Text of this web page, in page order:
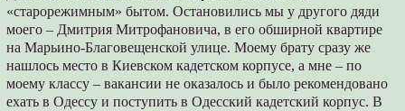
«старорежимным» бытом. Остановились мы у другого дяди
моего – Дмитрия Митрофановича, в его обширной квартире
на Марьино-Благовещенской улице. Моему брату сразу же
нашлось место в Киевском кадетском корпусе, а мне – по
моему классу – вакансии не оказалось и было рекомендовано
ехать в Одессу и поступить в Одесский кадетский корпус. В